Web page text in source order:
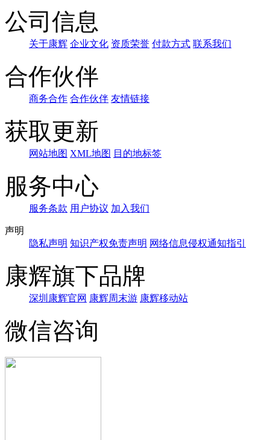
公司信息
关于康辉 企业文化 资质荣誉 付款方式 联系我们
合作伙伴
商务合作 合作伙伴 友情链接
获取更新
网站地图 XML地图 目的地标签
服务中心
服务条款 用户协议 加入我们
声明
隐私声明 知识产权免责声明 网络信息侵权通知指引
康辉旗下品牌
深圳康辉官网 康辉周末游 康辉移动站
微信咨询